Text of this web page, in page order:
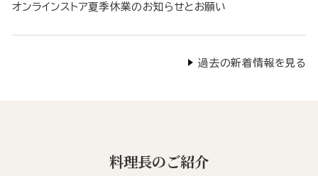
オンラインストア夏季休業のお知らせとお願い
過去の新着情報を見る
料理長のご紹介